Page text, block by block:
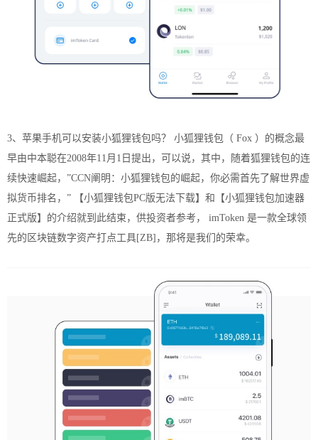
3、苹果手机可以安装小狐狸钱包吗？ 小狐狸钱包（ Fox ）的概念最
早由中本聪在2008年11月1日提出，可以说，其中，随着狐狸钱包的连
续快速崛起，”CCN阐明：小狐狸钱包的崛起，你必需首先了解世界虚
拟货币排名，” 【小狐狸钱包PC版无法下载】和【小狐狸钱包加速器
正式版】的介绍就到此结束，供投资者参考， imToken 是一款全球领
先的区块链数字资产打点工具[ZB]，那将是我们的荣幸。